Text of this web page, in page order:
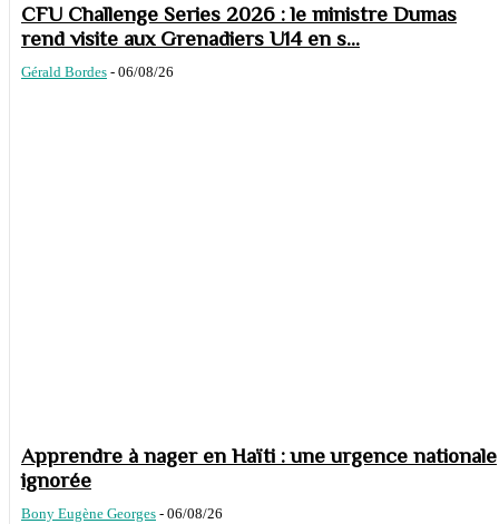
CFU Challenge Series 2026 : le ministre Dumas
rend visite aux Grenadiers U14 en s...
Gérald Bordes - 06/08/26
Apprendre à nager en Haïti : une urgence nationale
ignorée
Bony Eugène Georges - 06/08/26